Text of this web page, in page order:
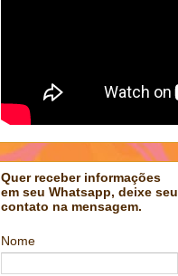
Quer receber informações
em seu Whatsapp, deixe seu
contato na mensagem.
Nome